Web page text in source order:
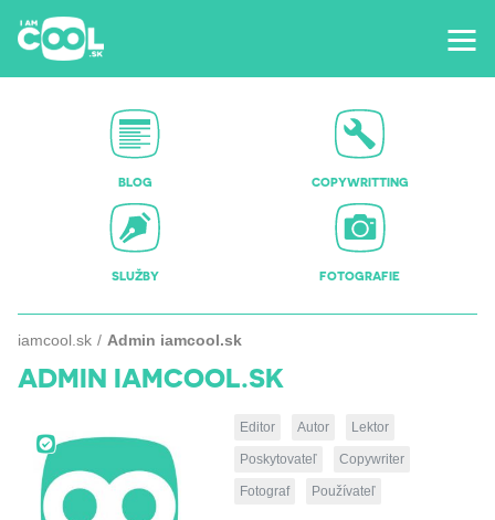
BLOG COPYWRITTING
SLUŽBY FOTOGRAFIE
iamcool.sk Admin iamcool.sk
ADMIN IAMCOOL.SK
Editor Autor Lektor
Poskytovateľ Copywriter
Fotograf Používateľ